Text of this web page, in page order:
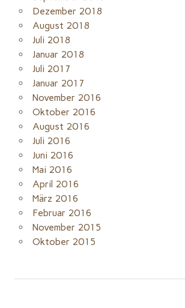
Dezember 2018
August 2018
Juli 2018
Januar 2018
Juli 2017
Januar 2017
November 2016
Oktober 2016
August 2016
Juli 2016
Juni 2016
Mai 2016
April 2016
März 2016
Februar 2016
November 2015
Oktober 2015